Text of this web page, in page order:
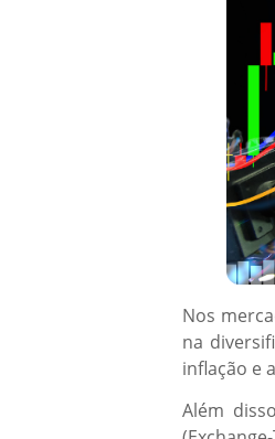
Nos
na
inflação e
Além